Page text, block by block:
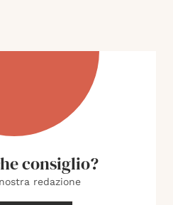
consiglio?
redazione